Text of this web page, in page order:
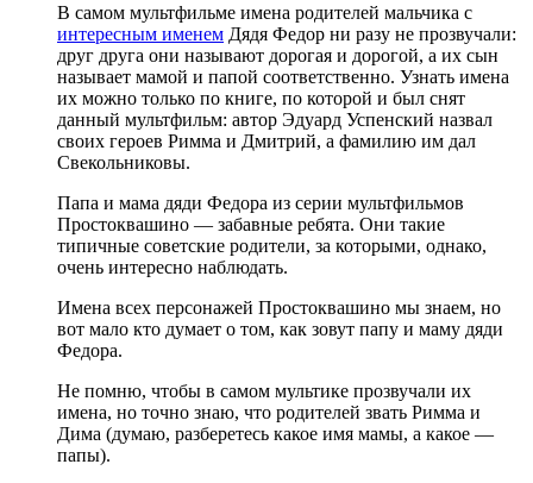
В самом мультфильме имена родителей мальчика с
интересным именем Дядя Федор ни разу не прозвучали:
друг друга они называют дорогая и дорогой, а их сын
называет мамой и папой соответственно. Узнать имена
их можно только по книге, по которой и был снят
данный мультфильм: автор Эдуард Успенский назвал
своих героев Римма и Дмитрий, а фамилию им дал
Свекольниковы.
Папа и мама дяди Федора из серии мультфильмов
Простоквашино — забавные ребята. Они такие
типичные советские родители, за которыми, однако,
очень интересно наблюдать.
Имена всех персонажей Простоквашино мы знаем, но
вот мало кто думает о том, как зовут папу и маму дяди
Федора.
Не помню, чтобы в самом мультике прозвучали их
имена, но точно знаю, что родителей звать Римма и
Дима (думаю, разберетесь какое имя мамы, а какое —
папы).